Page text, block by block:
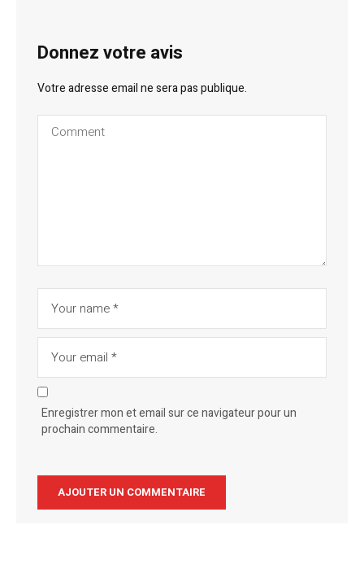
Donnez votre avis
Votre adresse email ne sera pas publique.
Enregistrer mon et email sur ce navigateur pour un
prochain commentaire.